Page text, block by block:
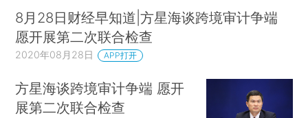
8月28日财经早知道|方星海谈跨境审计争端
愿开展第二次联合检查
2020年08月28日 APP打开
方星海谈跨境审计争端 愿开
展第二次联合检查